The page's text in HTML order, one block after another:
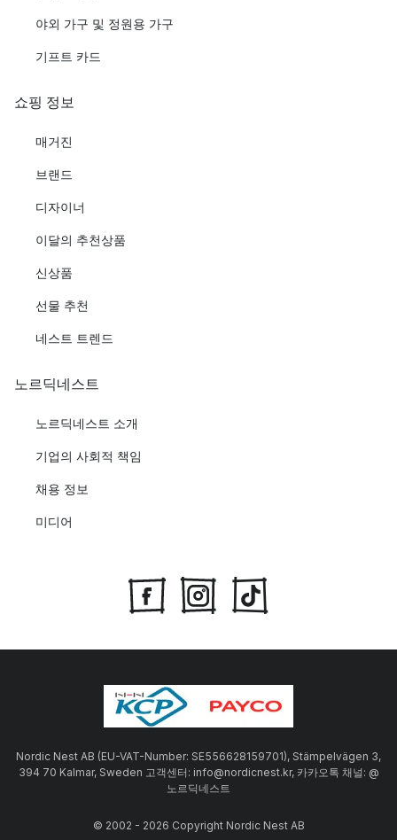
야외 가구 및 정원용 가구
기프트 카드
쇼핑 정보
매거진
브랜드
디자이너
이달의 추천상품
신상품
선물 추천
네스트 트렌드
노르딕네스트
노르딕네스트 소개
기업의 사회적 책임
채용 정보
미디어
Nordic Nest AB (EU-VAT-Number: SE556628159701), Stämpelvägen 3,
394 70 Kalmar, Sweden 고객센터: info@nordicnest.kr, 카카오톡 채널: @
노르딕네스트
© 2002 - 2026 Copyright Nordic Nest AB